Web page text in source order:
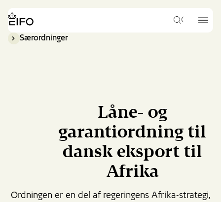
main
content
Label}}
Hvad
Særordninger
Låne- og
garantiordning til
dansk eksport til
Afrika
Ordningen er en del af regeringens Afrika-strategi,